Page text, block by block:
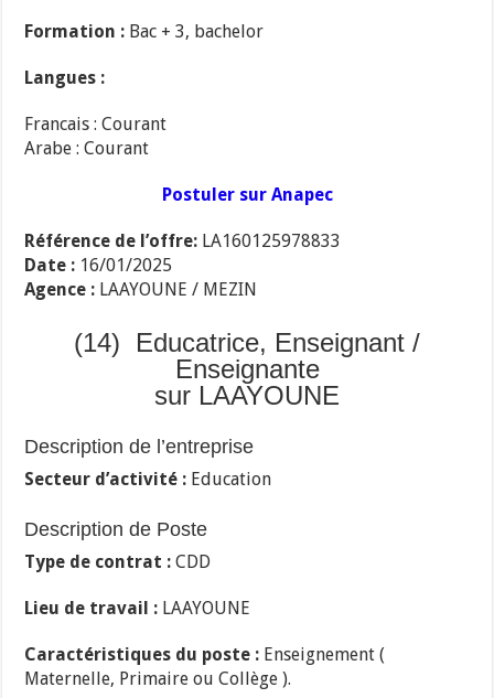
Formation : Bac + 3, bachelor
Langues :
Francais : Courant
Arabe : Courant
Postuler sur Anapec
Référence de l’offre: LA160125978833
Date : 16/01/2025
Agence : LAAYOUNE / MEZIN
(14) Educatrice, Enseignant /
Enseignante
sur LAAYOUNE
Description de l’entreprise
Secteur d’activité : Education
Description de Poste
Type de contrat :CDD
Lieu de travail : LAAYOUNE
Caractéristiques du poste : Enseignement (
Maternelle, Primaire ou Collège ).